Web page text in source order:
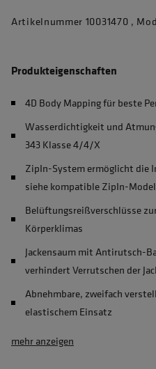
Artikelnummer 10031470 ,
Produkteigenschaften
4D Body Mapping für beste
Wasserdichtigkeit und
343 Klasse 4/4/X
ZipIn-System ermöglicht die
siehe kompatible ZipIn-
Belüftungsreißverschlüsse
Körperklimas
Jackensaum mit Antirutsch-
verhindert Verrutschen der
Abnehmbare, zweifach
elastischem Einsatz
mehr anzeigen